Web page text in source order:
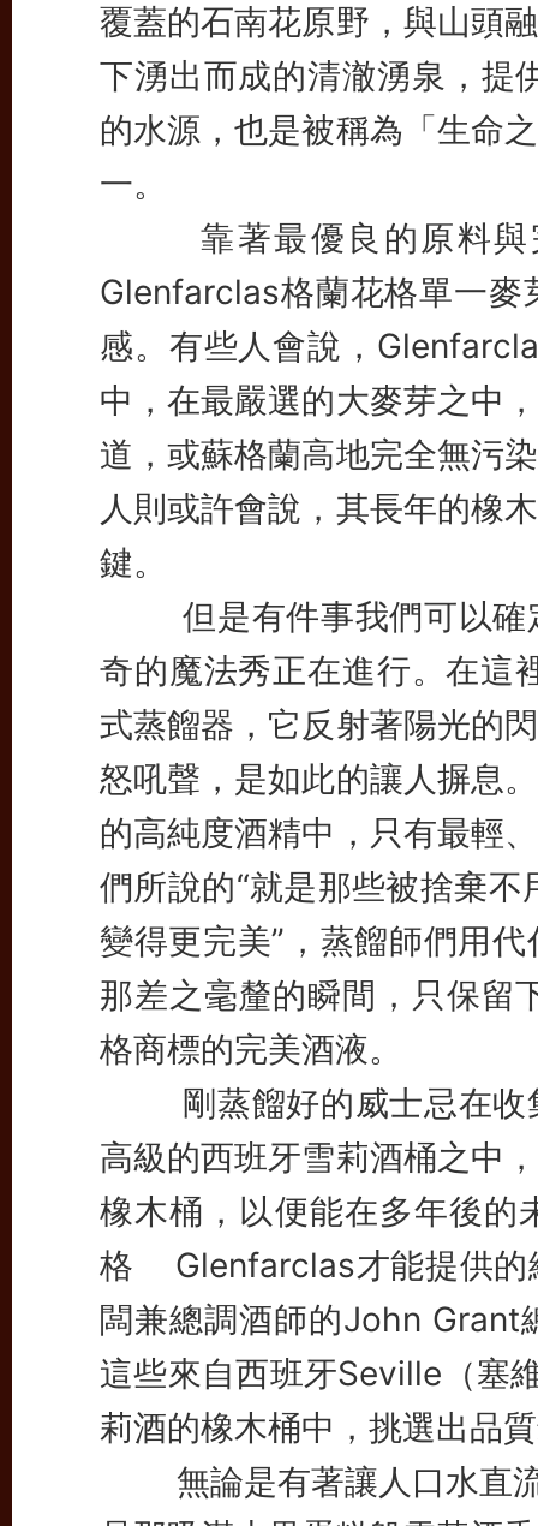
覆蓋的石南花原野，與山頭
下湧出而成的清澈湧泉，提
的水源，也是被稱為「生命
一。
靠著最優良的原料與完
Glenfarclas格蘭花格單一麥
感。有些人會說，
中，在最嚴選的大麥芽之中
道，或蘇格蘭高地完全無污
人則或許會說，其長年的橡
鍵。
但是有件事我們可以確
奇的魔法秀正在進行。在這
式蒸餾器，它反射著陽光的
怒吼聲，是如此的讓人摒息
的高純度酒精中，只有最輕
們所說的“就是那些被捨棄
變得更完美”，蒸餾師們用
那差之毫釐的瞬間，只保留
格商標的完美酒液。
剛蒸餾好的威士忌在收
高級的西班牙雪莉酒桶之中
橡木桶，以便能在多年後的
格
Glenfarclas才能提供
闆兼總調酒師的John Grant
這些來自西班牙Seville（塞
莉酒的橡木桶中，挑選出品
無論是有著讓人口水直流